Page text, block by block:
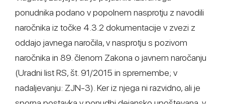
ponudnika podano v popolnem nasprotju z navodili
naročnika iz točke 4.3.2 dokumentacije v zvezi z
oddajo javnega naročila, v nasprotju s pozivom
naročnika in 89. členom Zakona o javnem naročanju
(Uradni list RS, št. 91/2015 in spremembe; v
nadaljevanju: ZJN-3). Ker iz njega ni razvidno, ali je